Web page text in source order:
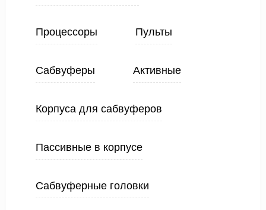
Процессоры Пульты
Сабвуферы Активные
Корпуса для сабвуферов
Пассивные в корпусе
Сабвуферные головки